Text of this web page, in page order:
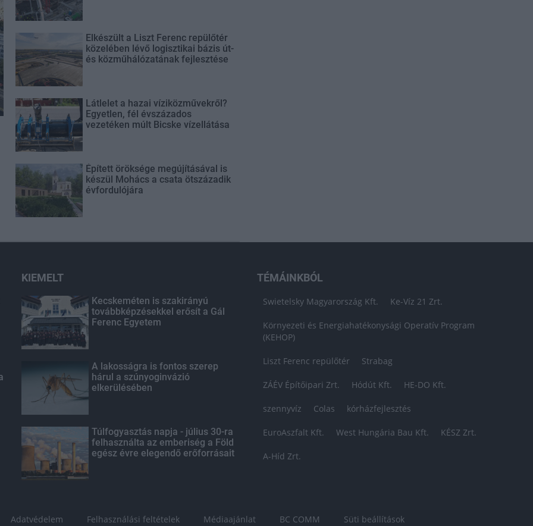
Elkészült a Liszt Ferenc repülőtér
közelében lévő logisztikai bázis út-
és közműhálózatának fejlesztése
Látlelet a hazai víziközművekről?
Egyetlen, fél évszázados
vezetéken múlt Bicske vízellátása
Épített öröksége megújításával is
készül Mohács a csata ötszázadik
évfordulójára
KIEMELT
Kecskeméten is szakirányú
továbbképzésekkel erősít a Gál
Ferenc Egyetem
A lakosságra is fontos szerep
hárul a szúnyoginvázió
elkerülésében
Túlfogyasztás napja - július 30-ra
felhasználta az emberiség a Föld
egész évre elegendő erőforrásait
TÉMÁINKBÓL
Swietelsky Magyarország Kft. Ke-Víz 21 Zrt.
Környezeti és Energiahatékonysági Operatív Program
(KEHOP)
Liszt Ferenc repülőtér Strabag
ZÁÉV Építőipari Zrt. Hódút Kft. HE-DO Kft.
szennyvíz Colas kórházfejlesztés
EuroAszfalt Kft. West Hungária Bau Kft. KÉSZ Zrt.
A-Híd Zrt.
Adatvédelem Felhasználási feltételek Médiaajánlat BC COMM Süti beállítások